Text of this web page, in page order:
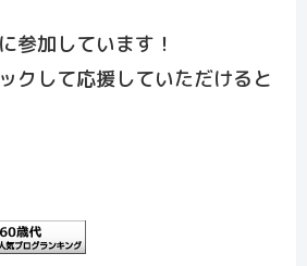
参加しています！
クして応援していただけると